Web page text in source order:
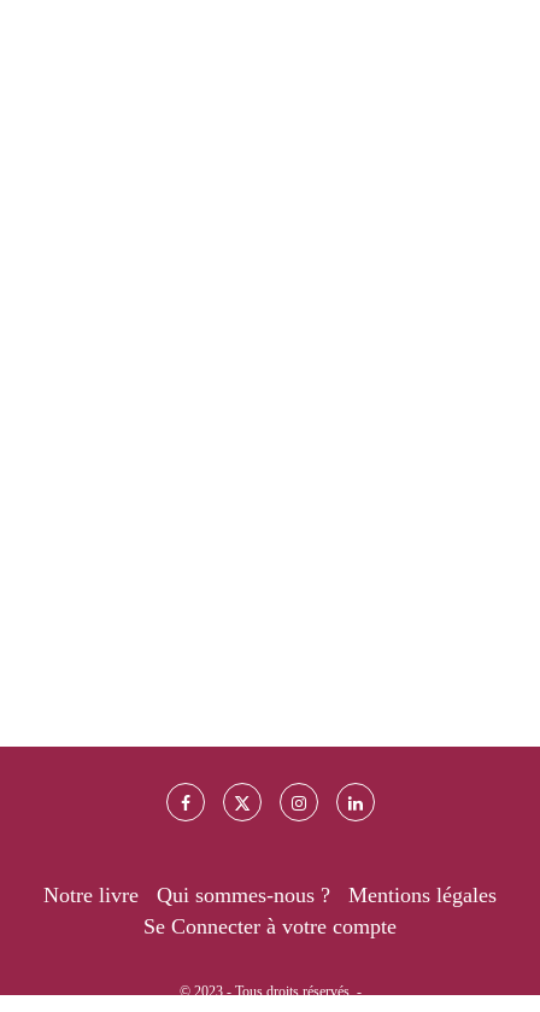
Notre livre Qui sommes-nous ?
Mentions légales
Se Connecter à votre compte
© 2023 - Tous droits réservés. -